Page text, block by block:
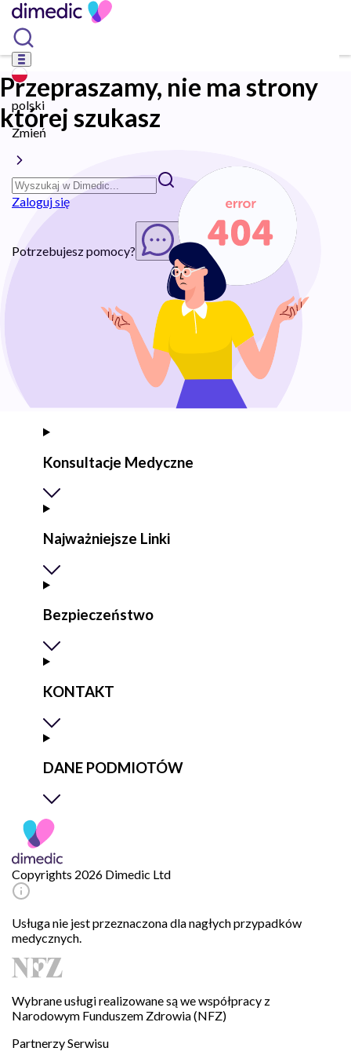
polski
Zmień
Zaloguj się
Potrzebujesz pomocy? Rozpocznij chat
Przepraszamy, nie ma strony
której szukasz
Konsultacje Medyczne
Najważniejsze Linki
Bezpieczeństwo
KONTAKT
DANE PODMIOTÓW
Copyrights 2026 Dimedic Ltd
Usługa nie jest przeznaczona dla nagłych przypadków
medycznych.
Wybrane usługi realizowane są we współpracy z
Narodowym Funduszem Zdrowia (NFZ)
Partnerzy Serwisu